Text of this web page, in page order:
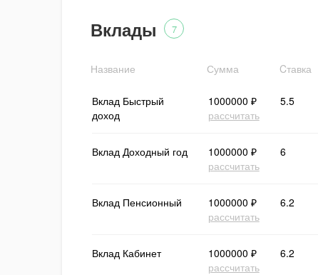
Вклады 7
Название Сумма Cтавка
Вклад Быстрый
доход
1000000 ₽
рассчитать
5.5
Вклад Доходный год
1000000 ₽
рассчитать
6
Вклад Пенсионный
1000000 ₽
рассчитать
6.2
Вклад Кабинет
1000000 ₽
рассчитать
6.2